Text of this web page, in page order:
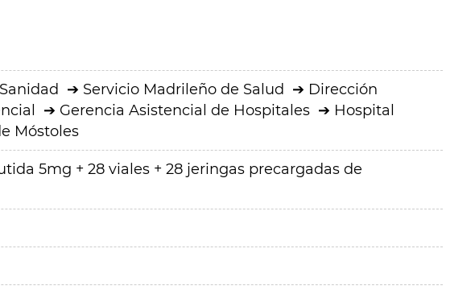
Servicio Madrileño de Salud
Dirección
Gerencia Asistencial de Hospitales
Hospital
Móstoles
5mg + 28 viales + 28 jeringas precargadas de